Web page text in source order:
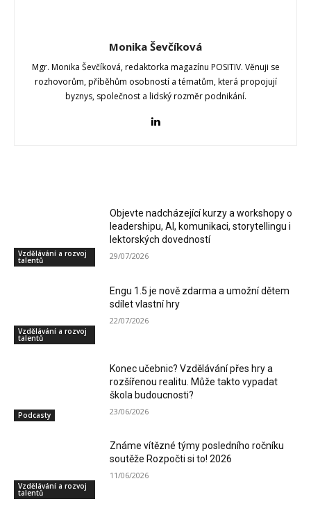
Monika Ševčíková
Mgr. Monika Ševčíková, redaktorka magazínu POSITIV. Věnuji se
rozhovorům, příběhům osobností a tématům, která propojují
byznys, společnost a lidský rozměr podnikání.
Vzdělávání a rozvoj
talentů
Objevte nadcházející kurzy a workshopy o
leadershipu, AI, komunikaci, storytellingu i
lektorských dovedností
29/07/2026
Vzdělávání a rozvoj
talentů
Engu 1.5 je nově zdarma a umožní dětem
sdílet vlastní hry
22/07/2026
Podcasty
Konec učebnic? Vzdělávání přes hry a
rozšířenou realitu. Může takto vypadat
škola budoucnosti?
23/06/2026
Vzdělávání a rozvoj
talentů
Známe vítězné týmy posledního ročníku
soutěže Rozpočti si to! 2026
11/06/2026